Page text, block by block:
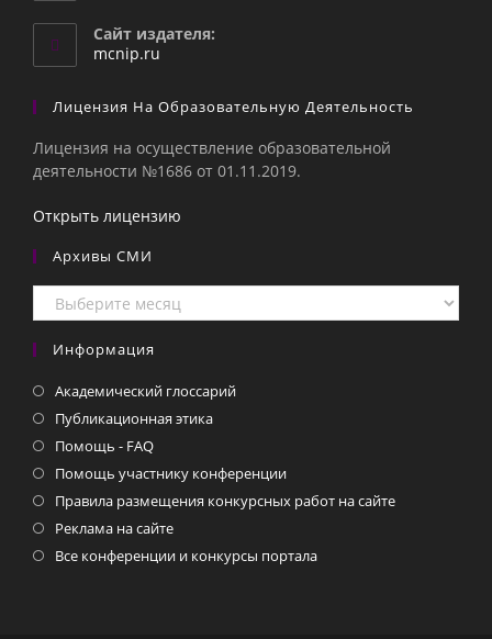
Сайт издателя:
mcnip.ru
Лицензия На Образовательную Деятельность
Лицензия на осуществление образовательной
деятельности №1686 от 01.11.2019.
Открыть лицензию
Архивы СМИ
Архивы
СМИ
Информация
Академический глоссарий
Публикационная этика
Помощь - FAQ
Помощь участнику конференции
Правила размещения конкурсных работ на сайте
Реклама на сайте
Все конференции и конкурсы портала